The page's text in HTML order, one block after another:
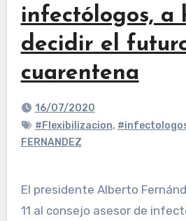
infectólogos, a
decidir el
cuarentena
16/07/2020
#Flexibilizacion,
FERNANDEZ
El presidente Alberto Fernández recibirá hoy a la
11 al consejo asesor de